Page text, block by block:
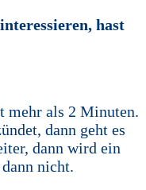
hast
mehr als 2 Minuten.
dann geht es
dann wird ein
nicht.